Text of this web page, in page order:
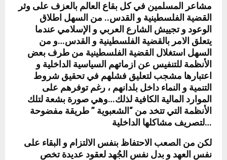
مشاعر المسلمين في كل بقاع العالم بالعزف على وثر
القضية الفلسطينية و القدس.. من السهل اطلاق
الوعود و تجييش الشارع العربي و الإسلامي عندما
يتعلق الامر بالقضية الفلسطينية و القدس…و من
السهل استغلال القضية الفلسطينية من طرف بعض
الأنظمة للتنفيس عن ازماتهم السياسية الداخلية و
اعتبارها مشجب لتعليق فشلهم في تحقيق شروط
التنمية و النماء داخل بلدانهم ، رغم توفرهم على
الموارد المالية الكافية لذلك…وهي صورة بشعة لتلك
الأنظمة التي تتخد من “الشعبوية ” طريقة مفضوحة
لتصريف مشاكلها الداخلية…
لكن من الصعب الاحتفاظ بنفس الالتزام و البقاء على
نفس العهد و بدل نفس الجُهد لعقود عديدة تخص